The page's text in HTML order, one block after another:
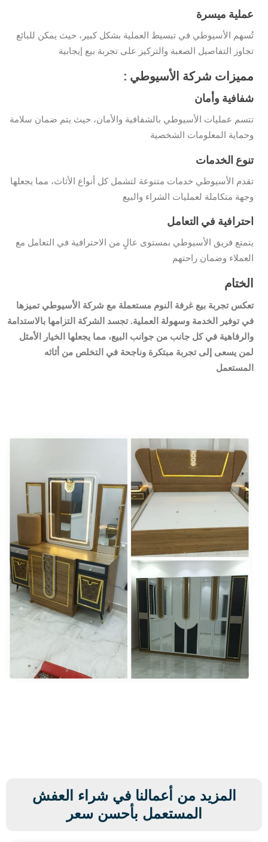
عملية ميسرة
تُسهم الأسيوطي في تبسيط العملية بشكل كبير، حيث يمكن للبائع
تجاوز التفاصيل الصعبة والتركيز على تجربة بيع إيجابية
: مميزات شركة الأسيوطي
شفافية وأمان
تتسم عمليات الأسيوطي بالشفافية والأمان، حيث يتم ضمان سلامة
وحماية المعلومات الشخصية
تنوع الخدمات
تقدم الأسيوطي خدمات متنوعة لتشمل كل أنواع الأثاث، مما يجعلها
وجهة متكاملة لعمليات الشراء والبيع
احترافية في التعامل
يتمتع فريق الأسيوطي بمستوى عالٍ من الاحترافية في التعامل مع
العملاء وضمان راحتهم
الختام
تعكس تجربة بيع غرفة النوم مستعملة مع شركة الأسيوطي تميزها
في توفير الخدمة وسهولة العملية. تجسد الشركة التزامها بالاستدامة
والرفاهية في كل جانب من جوانب البيع، مما يجعلها الخيار الأمثل
لمن يسعى إلى تجربة مبتكرة وناجحة في التخلص من أثاثه
المستعمل
المزيد من أعمالنا في شراء العفش
المستعمل بأحسن سعر